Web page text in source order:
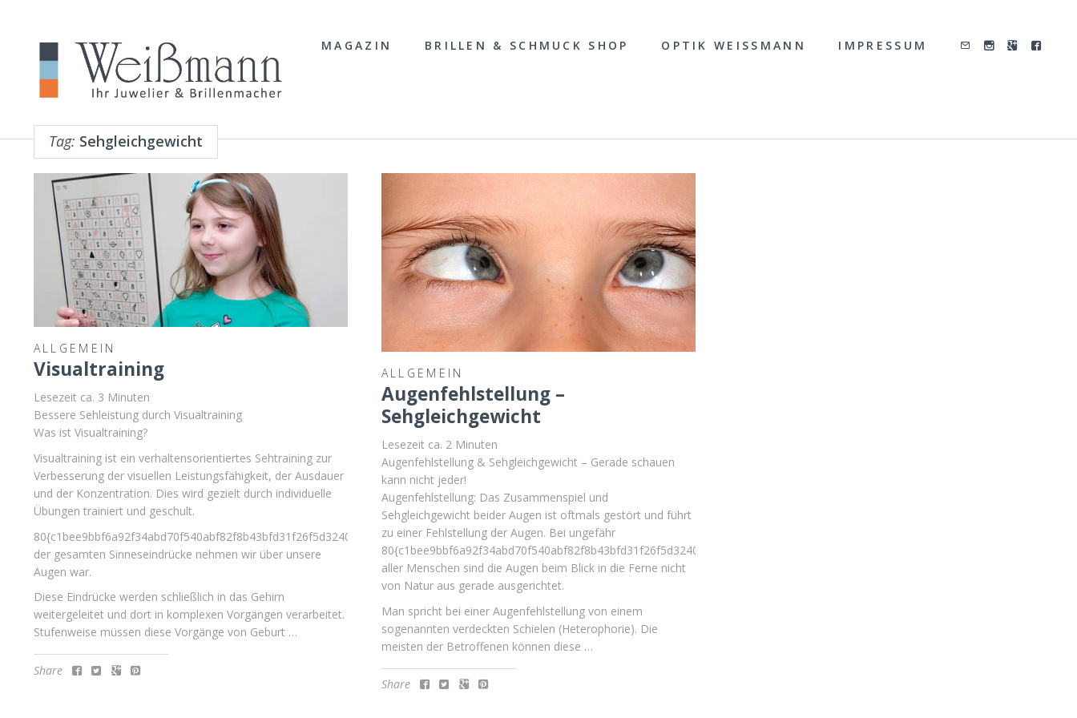
MAGAZIN BRILLEN & SCHMUCK SHOP OPTIK WEISSMANN IMPRESSUM
Tag: Sehgleichgewicht
ALLGEMEIN
Visualtraining
Lesezeit ca. 3 Minuten
Bessere Sehleistung durch Visualtraining
Was ist Visualtraining?
Visualtraining ist ein verhaltensorientiertes Sehtraining zur
Verbesserung der visuellen Leistungsfähigkeit, der Ausdauer
und der Konzentration. Dies wird gezielt durch individuelle
Übungen trainiert und geschult.
80{c1bee9bbf6a92f34abd70f540abf82f8b43bfd31f26f5d32401376b83c4d722d}
der gesamten Sinneseindrücke nehmen wir über unsere
Augen war.
Diese Eindrücke werden schließlich in das Gehirn
weitergeleitet und dort in komplexen Vorgängen verarbeitet.
Stufenweise müssen diese Vorgänge von Geburt …
Share
ALLGEMEIN
Augenfehlstellung –
Sehgleichgewicht
Lesezeit ca. 2 Minuten
Augenfehlstellung & Sehgleichgewicht – Gerade schauen
kann nicht jeder!
Augenfehlstellung: Das Zusammenspiel und
Sehgleichgewicht beider Augen ist oftmals gestört und führt
zu einer Fehlstellung der Augen. Bei ungefähr
80{c1bee9bbf6a92f34abd70f540abf82f8b43bfd31f26f5d32401376b83c4d722d}
aller Menschen sind die Augen beim Blick in die Ferne nicht
von Natur aus gerade ausgerichtet.
Man spricht bei einer Augenfehlstellung von einem
sogenannten verdeckten Schielen (Heterophorie). Die
meisten der Betroffenen können diese …
Share